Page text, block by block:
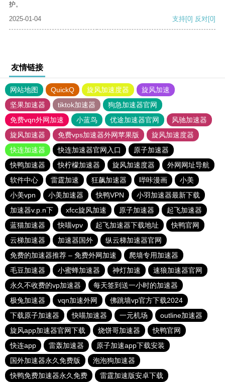
护。
2025-01-04
支持[0] 反对[0]
友情链接
网站地图 QuickQ 旋风加速度器
旋风加速
坚果加速器
tiktok加速器
狗急加速器官网
免费vqn外网加速
小蓝鸟 优途加速器官网
风驰加速器
旋风加速器
免费vps加速器外网苹果版
旋风加速度器
快连加速器
快连加速器官网入口
原子加速器
快鸭加速器
快柠檬加速器 旋风加速度器
外网网址导航
软件中心
雷霆加速 狂飙加速器 哔咔漫画
小美
小美vpn
小美加速器 快鸭VPN
小羽加速器最新下载
加速器v.p.n下
xfcc旋风加速 原子加速器
起飞加速器
蓝猫加速器
快喵vpv 起飞加速器下载地址
快鸭官网
云梯加速器
加速器国外
纵云梯加速器官网
免费的加速器推荐 – 免费外网加速
爬墙专用加速器
毛豆加速器
小蜜蜂加速器 神灯加速
速狼加速器官网
永久不收费的vp加速器
每天签到送一小时的加速器
极兔加速器
vqn加速外网
佛跳墙vp官方下载2024
下载原子加速器
快喵加速器 一元机场
outline加速器
旋风app加速器官网下载
烧饼哥加速器
快鸭官网
快连app
雷轰加速器
原子加速app下载安装
国外加速器永久免费版
泡泡狗加速器
快鸭免费加速器永久免费
雷霆加速版安卓下载